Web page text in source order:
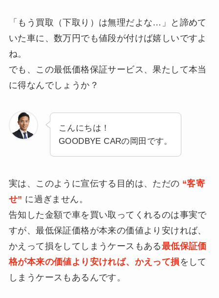
「もう買取（下取り）は無理だよな…」と諦めて
いた車に、数万円でも値段が付けば嬉しいですよ
ね。
でも、この最低価格保証サービス、果たして本当
に得なんでしょうか？
こんにちは！
GOODBYE CARの岡田です。
実は、このように宣伝する目的は、ただの “客寄
せ” に過ぎません。
告知した金額で車を買い取ってくれるのは事実で
すが、最低保証価格が本来の価値より安ければ、
かえって損をしてしまうケースもある最低保証価
格が本来の価値より安ければ、かえって損 をして
しまうケースもあるんです。